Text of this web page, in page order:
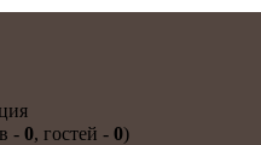
- 0, гостей - 0)